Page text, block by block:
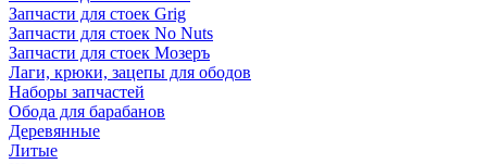
Запчасти для стоек Grig
Запчасти для стоек No Nuts
Запчасти для стоек Мозеръ
Лаги, крюки, зацепы для ободов
Наборы запчастей
Обода для барабанов
Деревянные
Литые